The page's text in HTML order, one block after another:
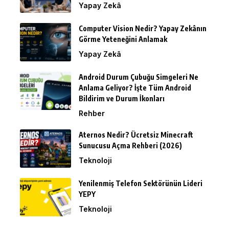
Yapay Zekâ
Computer Vision Nedir? Yapay Zekânın
Görme Yeteneğini Anlamak
Yapay Zekâ
Android Durum Çubuğu Simgeleri Ne
Anlama Geliyor? İşte Tüm Android
Bildirim ve Durum İkonları
Rehber
Aternos Nedir? Ücretsiz Minecraft
Sunucusu Açma Rehberi (2026)
Teknoloji
Yenilenmiş Telefon Sektörünün Lideri
YEPY
Teknoloji